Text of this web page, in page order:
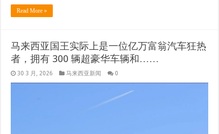
Read More »
马来西亚国王实际上是一位亿万富翁汽车狂热
者，拥有 300 辆超豪华车辆和……
30 3 月, 2026 马来西亚新闻 0